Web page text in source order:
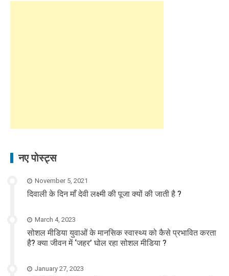
नए पोस्ट्स
November 5, 2021
दिवाली के दिन माँ देवी लक्ष्मी की पूजा क्यों की जाती है ?
March 4, 2023
सोशल मीडिया युवाओं के मानसिक स्वास्थ्य को कैसे प्रभावित करता
है? क्या जीवन में ‘जहर’ घोल रहा सोशल मीडिया ?
January 27, 2023